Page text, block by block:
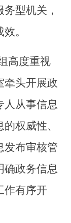
型机关，
。
高度重视
牵头开展政
人从事信息
权威性、
发布审核管
确政务信息
作有序开